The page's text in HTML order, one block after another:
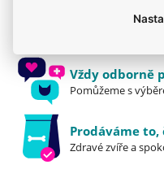
Jsme zkušení
Vždy odborně
Pomůžeme s
Prodáváme
Zdravé zvíře a